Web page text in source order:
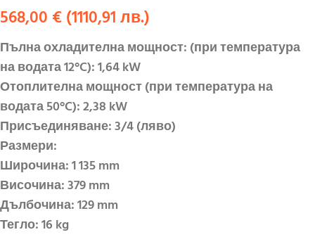
568,00 €(1110,91лв.)
Пълна охладителна мощност: (при температура
на водата 12°C): 1,64 kW
Отоплителна мощност (при температура на
водата 50°C): 2,38 kW
Присъединяване: 3/4 (ляво)
Размери:
Широчина: 1 135 mm
Височина: 379 mm
Дълбочина: 129 mm
Тегло: 16 kg